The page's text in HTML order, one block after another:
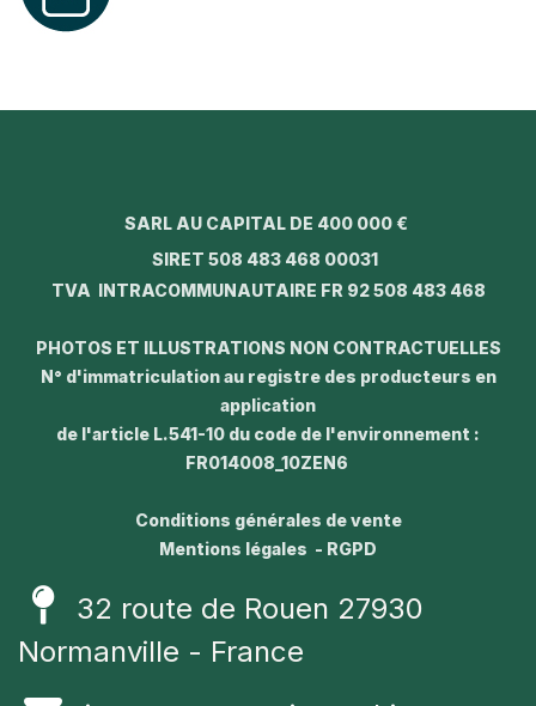
SARL AU CAPITAL DE 400 000 €
SIRET 508 483 468 00031
TVA INTRACOMMUNAUTAIRE FR 92 508 483 468
PHOTOS ET ILLUSTRATIONS NON CONTRACTUELLES
N° d'immatriculation au registre des producteurs en
application
de l'article L.541-10 du code de l'environnement :
FR014008_10ZEN6
Conditions générales de vente
Mentions légales - RGPD
32 route de Rouen 27930
Normanville - France